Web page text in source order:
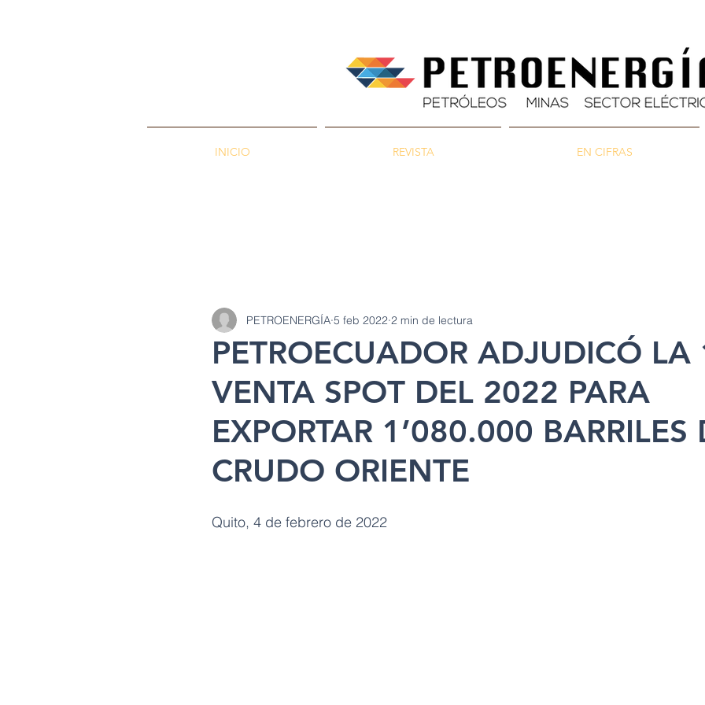
INICIO REVISTA EN CIFRAS
PETROECUADOR ADJUDICÓ LA
VENTA SPOT DEL 2022 PARA
EXPORTAR 1’080.000 BARRILES
CRUDO ORIENTE
PETROENERGÍA 5 feb 2022 2 min de lectura
Quito, 4 de febrero de 2022